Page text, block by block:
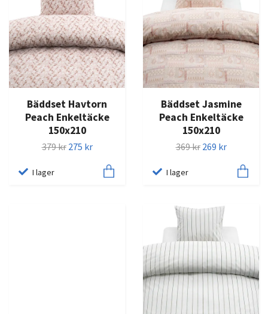
Bäddset Havtorn
Peach Enkeltäcke
150x210
379 kr 275 kr
I lager
Bäddset Jasmine
Peach Enkeltäcke
150x210
369 kr 269 kr
I lager